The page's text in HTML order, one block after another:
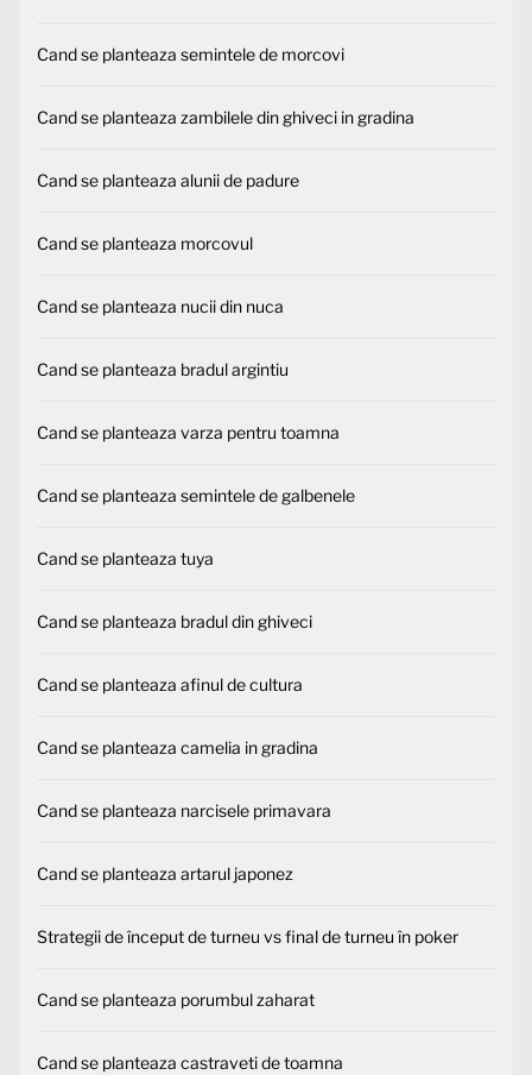
Cand se planteaza semintele de morcovi
Cand se planteaza zambilele din ghiveci in gradina
Cand se planteaza alunii de padure
Cand se planteaza morcovul
Cand se planteaza nucii din nuca
Cand se planteaza bradul argintiu
Cand se planteaza varza pentru toamna
Cand se planteaza semintele de galbenele
Cand se planteaza tuya
Cand se planteaza bradul din ghiveci
Cand se planteaza afinul de cultura
Cand se planteaza camelia in gradina
Cand se planteaza narcisele primavara
Cand se planteaza artarul japonez
Strategii de început de turneu vs final de turneu în poker
Cand se planteaza porumbul zaharat
Cand se planteaza castraveti de toamna